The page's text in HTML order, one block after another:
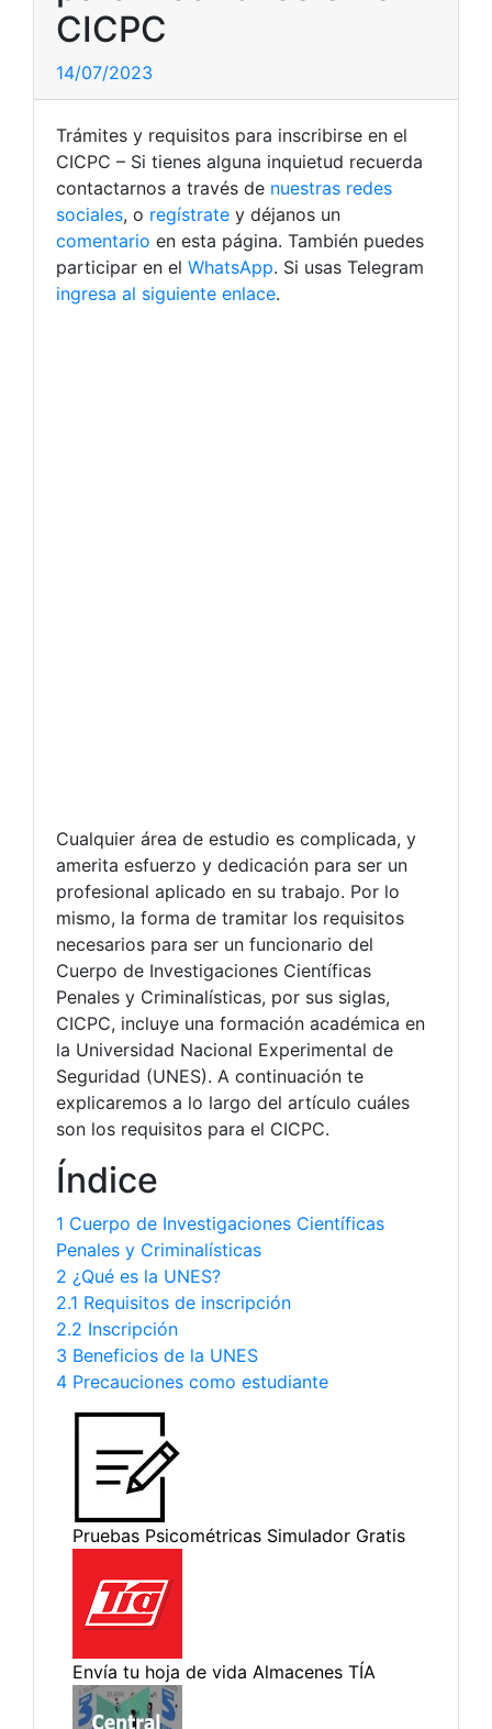
CICPC
14/07/2023
Trámites y requisitos para inscribirse en el
CICPC – Si tienes alguna inquietud recuerda
contactarnos a través de nuestras redes
sociales, o regístrate y déjanos un
comentario en esta página. También puedes
participar en el WhatsApp. Si usas Telegram
ingresa al siguiente enlace.
Cualquier área de estudio es complicada, y
amerita esfuerzo y dedicación para ser un
profesional aplicado en su trabajo. Por lo
mismo, la forma de tramitar los requisitos
necesarios para ser un funcionario del
Cuerpo de Investigaciones Científicas
Penales y Criminalísticas, por sus siglas,
CICPC, incluye una formación académica en
la Universidad Nacional Experimental de
Seguridad (UNES). A continuación te
explicaremos a lo largo del artículo cuáles
son los requisitos para el CICPC.
Índice
1 Cuerpo de Investigaciones Científicas
Penales y Criminalísticas
2 ¿Qué es la UNES?
2.1 Requisitos de inscripción
2.2 Inscripción
3 Beneficios de la UNES
4 Precauciones como estudiante